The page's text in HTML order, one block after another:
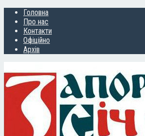
Головна
Про нас
Контакти
Офіційно
Архів